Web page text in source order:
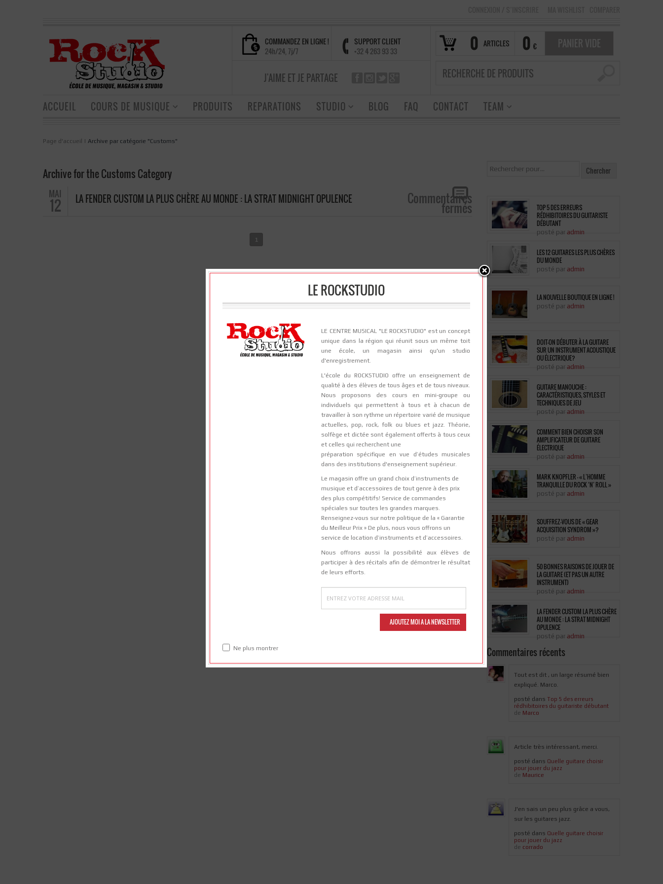
0 ARTICLES 0 € PANIER VIDE
COMMANDEZ EN LIGNE !
24h/24, 7j/7
SUPPORT CLIENT
+32 4 263 93 33
J'AIME ET JE PARTAGE
ACCUEIL COURS DE MUSIQUE PRODUITS REPARATIONS STUDIO BLOG FAQ CONTACT TEAM
Page d'accueil | Archive par catégorie "Customs"
Archive for the Customs Category
MAI
12 LA FENDER CUSTOM LA PLUS CHÈRE AU MONDE : LA STRAT MIDNIGHT OPULENCE Commentaires
fermés
sur La Fender
Midnight
Opulence
1
TOP 5 DES ERREURS
RÉDHIBITOIRES DU GUITARISTE
DÉBUTANT
posté par admin
LES 12 GUITARES LES PLUS CHÈRES
DU MONDE
posté par admin
LA NOUVELLE BOUTIQUE EN LIGNE !
posté par admin
DOIT-ON DÉBUTER À LA GUITARE
SUR UN INSTRUMENT ACOUSTIQUE
OU ÉLECTRIQUE?
posté par admin
GUITARE MANOUCHE :
CARACTÉRISTIQUES, STYLES ET
TECHNIQUES DE JEU
posté par admin
COMMENT BIEN CHOISIR SON
AMPLIFICATEUR DE GUITARE
ÉLECTRIQUE
posté par admin
MARK KNOPFLER – « L’HOMME
TRANQUILLE DU ROCK ‘N’ ROLL »
posté par admin
SOUFFREZ-VOUS DE « GEAR
ACQUISITION SYNDROM »?
posté par admin
50 BONNES RAISONS DE JOUER DE
LA GUITARE (ET PAS UN AUTRE
INSTRUMENT)
posté par admin
LA FENDER CUSTOM LA PLUS CHÈRE
AU MONDE : LA STRAT MIDNIGHT
OPULENCE
posté par admin
Commentaires récents
Tout est dit , un large résumé bien
expliqué. Marco.
posté dans Top 5 des erreurs
rédhibitoires du guitariste débutant
de Marco
Article très intéressant, merci.
posté dans Quelle guitare choisir
pour jouer du jazz
de Maurice
J'en sais un peu plus grâce a vous,
sur les guitares jazz.
posté dans Quelle guitare choisir
pour jouer du jazz
de corrado
LE ROCKSTUDIO
LE CENTRE MUSICAL "LE ROCKSTUDIO" est un concept
unique dans la région qui réunit sous un même toit
une école, un magasin ainsi qu'un studio
d'enregistrement.
L'école du ROCKSTUDIO offre un enseignement de
qualité à des élèves de tous âges et de tous niveaux.
Nous proposons des cours en mini-groupe ou
individuels qui permettent à tous et à chacun de
travailler à son rythme un répertoire varié de musique
actuelles, pop, rock, folk ou blues et jazz. Théorie,
solfège et dictée sont également offerts à tous ceux
et celles qui recherchent une
préparation spécifique en vue d’études musicales
dans des institutions d'enseignement supérieur.
Le magasin offre un grand choix d’instruments de
musique et d’accessoires de tout genre à des prix
des plus compétitifs! Service de commandes
spéciales sur toutes les grandes marques.
Renseignez-vous sur notre politique de la « Garantie
du Meilleur Prix » De plus, nous vous offrons un
service de location d’instruments et d’accessoires.
Nous offrons aussi la possibilité aux élèves de
participer à des récitals afin de démontrer le résultat
de leurs efforts.
Ne plus montrer